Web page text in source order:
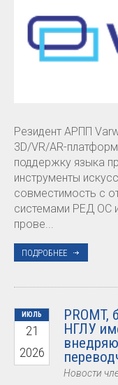
Резидент АРПП
3D/VR/AR-
поддержку языка
инструменты
совместимость с
системами РЕД ОС
прове...
ПОДРОБНЕЕ
ИЮЛЬ
21
2026
НГЛУ
Новости